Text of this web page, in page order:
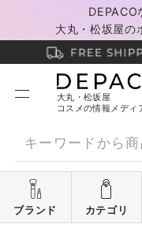
DEPACO
大丸・松坂屋の
大丸・松坂屋
コスメの情報メディ
ブランド カテゴリ